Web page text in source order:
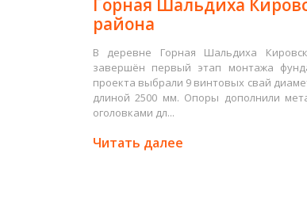
Горная Шальдиха
района
В деревне Горная Шальдиха
завершён первый этап монтажа
проекта выбрали 9 винтовых свай
длиной 2500 мм. Опоры дополнили
оголовками дл...
Читать далее